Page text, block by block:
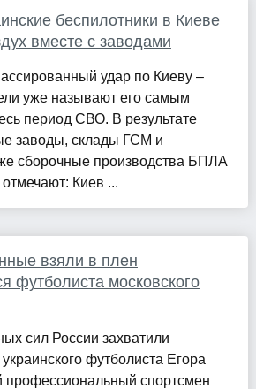
беспилотники в Киеве
вместе с заводами
удар по Киеву –
уже называют его самым
период СВО. В результате
заводы, склады ГСМ и
сборочные производства БПЛА
Киев ...
взяли в плен
футболиста московского
сил России захватили
футболиста Егора
спортсмен